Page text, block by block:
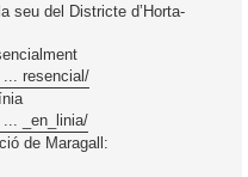
seu del Districte d’Horta-
resencial/
_en_linia/
de Maragall: